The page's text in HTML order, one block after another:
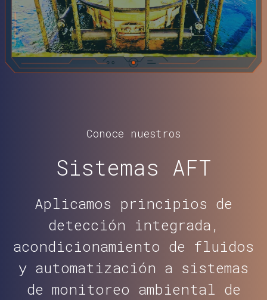
Conoce nuestros
Sistemas AFT
Aplicamos principios de
detección integrada,
acondicionamiento de fluidos
y automatización a sistemas
de monitoreo ambiental de